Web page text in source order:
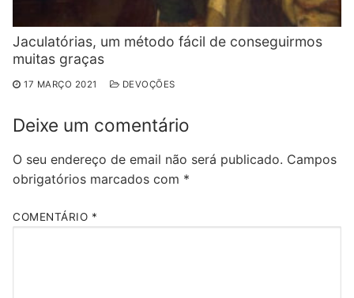
Jaculatórias, um método fácil de conseguirmos
muitas graças
17 MARÇO 2021 DEVOÇÕES
Deixe um comentário
O seu endereço de email não será publicado. Campos
obrigatórios marcados com *
COMENTÁRIO *